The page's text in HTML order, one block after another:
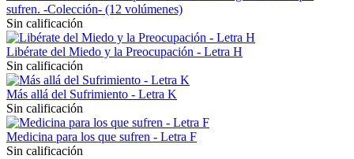
sufren. -Colección- (12 volúmenes)
Sin calificación
Libérate del Miedo y la Preocupación - Letra H
Sin calificación
Más allá del Sufrimiento - Letra K
Sin calificación
Medicina para los que sufren - Letra F
Sin calificación